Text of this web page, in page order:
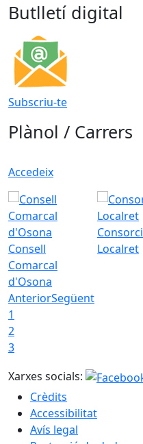
Butlletí digital
Subscriu-te
Plànol / Carrers
Accedeix
Consell
Comarcal
d'Osona
Consorci
Localret
AnteriorSegüent
1
2
3
Xarxes socials:
Crèdits
Accessibilitat
Avís legal